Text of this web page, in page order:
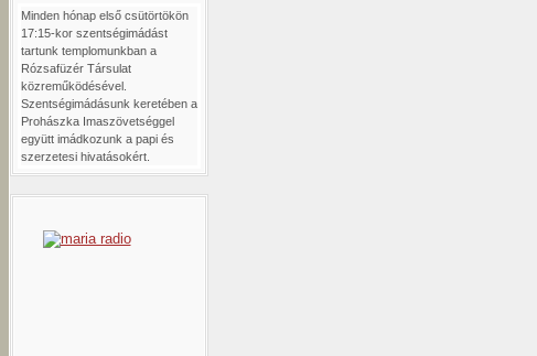
Minden hónap első csütörtökön
17:15-kor szentségimádást
tartunk templomunkban a
Rózsafüzér Társulat
közreműködésével.
Szentségimádásunk keretében a
Prohászka Imaszövetséggel
együtt imádkozunk a papi és
szerzetesi hivatásokért.